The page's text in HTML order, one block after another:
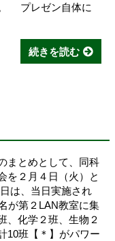
プレゼン自体に
続きを読む
まとめとして、同科
を２月４日（火）と
は、当日実施され
が第２LAN教室に集
、化学２班、生物２
10班【＊】がパワー